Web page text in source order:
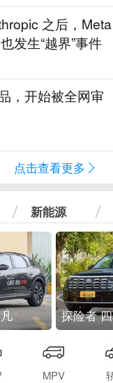
之后，Meta
发生“越界”事件
，开始被全网审
点击查看更多
新能源
探险者
MPV